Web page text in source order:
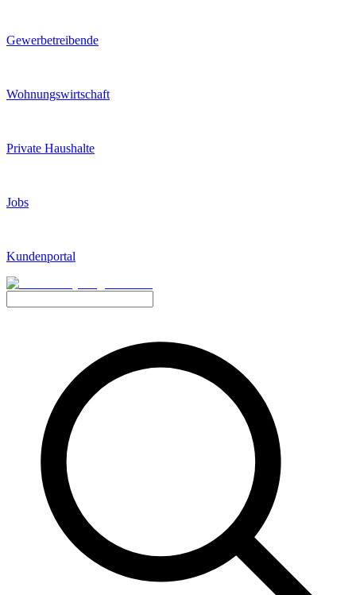
Gewerbetreibende
Wohnungswirtschaft
Private Haushalte
Jobs
Kundenportal